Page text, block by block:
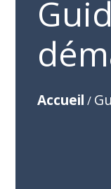
Accueil /